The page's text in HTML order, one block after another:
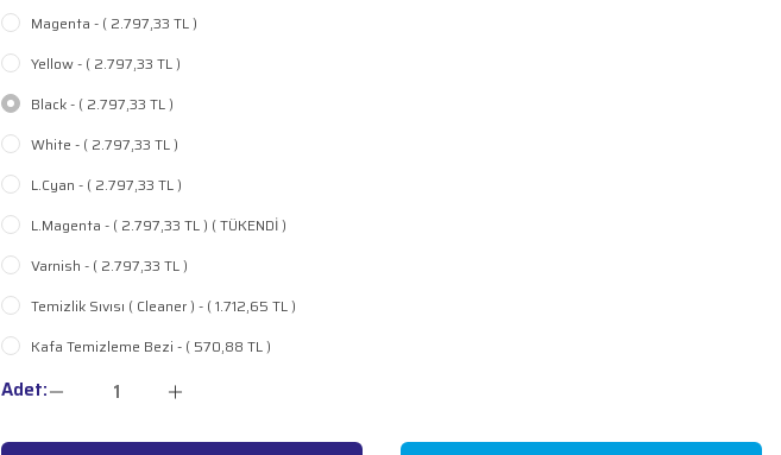
Magenta - ( 2.797,33 TL )
Yellow - ( 2.797,33 TL )
Black - ( 2.797,33 TL )
White - ( 2.797,33 TL )
L.Cyan - ( 2.797,33 TL )
L.Magenta - ( 2.797,33 TL ) ( TÜKENDİ )
Varnish - ( 2.797,33 TL )
Temizlik Sıvısı ( Cleaner ) - ( 1.712,65 TL )
Kafa Temizleme Bezi - ( 570,88 TL )
Adet: